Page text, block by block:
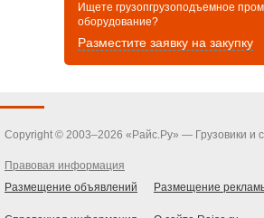
Ищете грузопгрузоподъемное
оборудование?
Разместите заявку на закупку
Copyright © 2003–2026 «Райс.Ру» — Грузовики и
Правовая информация
Размещение объявлений
Размещение